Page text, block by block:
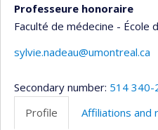
Professeure honoraire
Faculté de médecine - École
sylvie.nadeau@umontreal.ca
Secondary number: 514 340-
Profile
Affiliations and